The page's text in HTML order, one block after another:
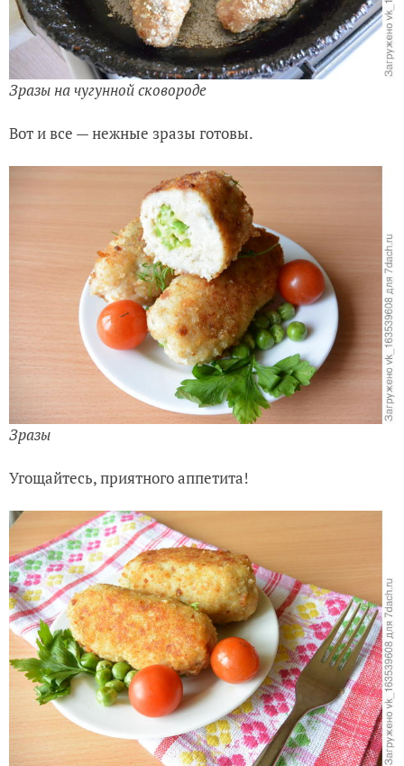
Зразы на чугунной сковороде
Вот и все — нежные зразы готовы.
Зразы
Угощайтесь, приятного аппетита!